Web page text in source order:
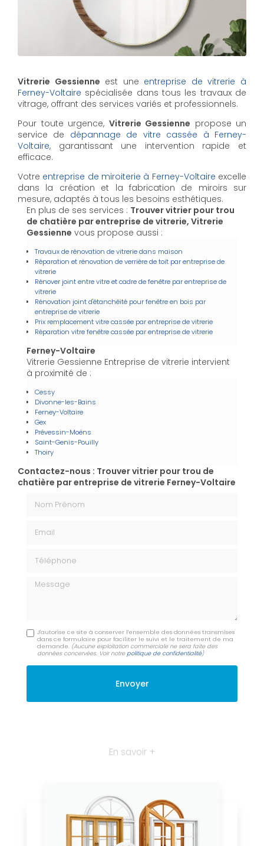
Vitrerie Gessienne est une entreprise de vitrerie à
Ferney-Voltaire spécialisée dans tous les travaux de
vitrage, offrant des services variés et professionnels.
Pour toute urgence, Vitrerie Gessienne propose un
service de dépannage de vitre cassée à Ferney-
Voltaire, garantissant une intervention rapide et
efficace.
Votre entreprise de miroiterie à Ferney-Voltaire excelle
dans la création et la fabrication de miroirs sur
mesure, adaptés à tous les besoins esthétiques.
En plus de ses services : Trouver vitrier pour trou
de chatière par entreprise de vitrerie, Vitrerie
Gessienne vous propose aussi :
Travaux de rénovation de vitrerie dans maison
Réparation et rénovation de verrière de toit par entreprise de
vitrerie
Rénover joint entre vitre et cadre de fenêtre par entreprise de
vitrerie
Rénovation joint d'étanchéité pour fenêtre en bois par
entreprise de vitrerie
Prix remplacement vitre cassée par entreprise de vitrerie
Réparation vitre fenêtre cassée par entreprise de vitrerie
Ferney-Voltaire
Vitrerie Gessienne Entreprise de vitrerie intervient
à proximité de :
Cessy
Divonne-les-Bains
Ferney-Voltaire
Gex
Prévessin-Moëns
Saint-Genis-Pouilly
Thoiry
Contactez-nous : Trouver vitrier pour trou de
chatière par entreprise de vitrerie Ferney-Voltaire
Message
J'autorise ce site à conserver l'ensemble des données transmises
dans ce formulaire pour faciliter le suivi et le traitement de ma
demande. (Aucune exploitation commerciale ne sera faite des
données concervées. Voir notrepolitique de confidentialité)
En savoir +